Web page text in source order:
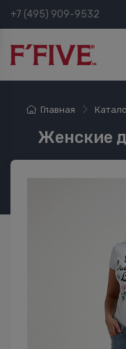
+7 (495) 909-9532
Главная
Женские